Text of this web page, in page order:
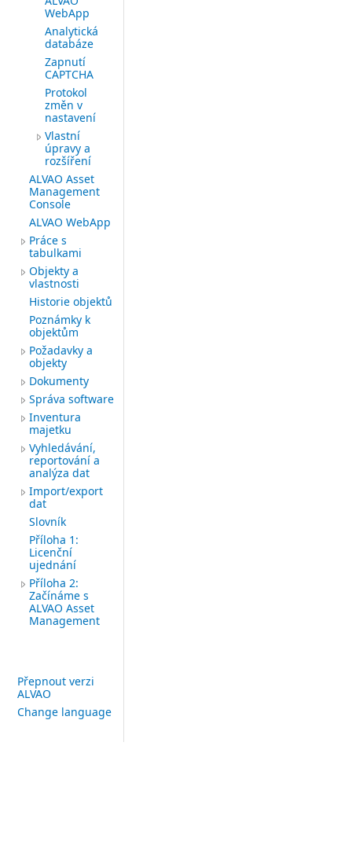
WebApp
Analytická
databáze
Zapnutí
CAPTCHA
Protokol
změn v
nastavení
Vlastní
úpravy a
rozšíření
ALVAO Asset
Management
Console
ALVAO WebApp
Práce s
tabulkami
Objekty a
vlastnosti
Historie objektů
Poznámky k
objektům
Požadavky a
objekty
Dokumenty
Správa software
Inventura
majetku
Vyhledávání,
reportování a
analýza dat
Import/export
dat
Slovník
Příloha 1:
Licenční
ujednání
Příloha 2:
Začínáme s
ALVAO Asset
Management
Přepnout verzi
ALVAO
Change language